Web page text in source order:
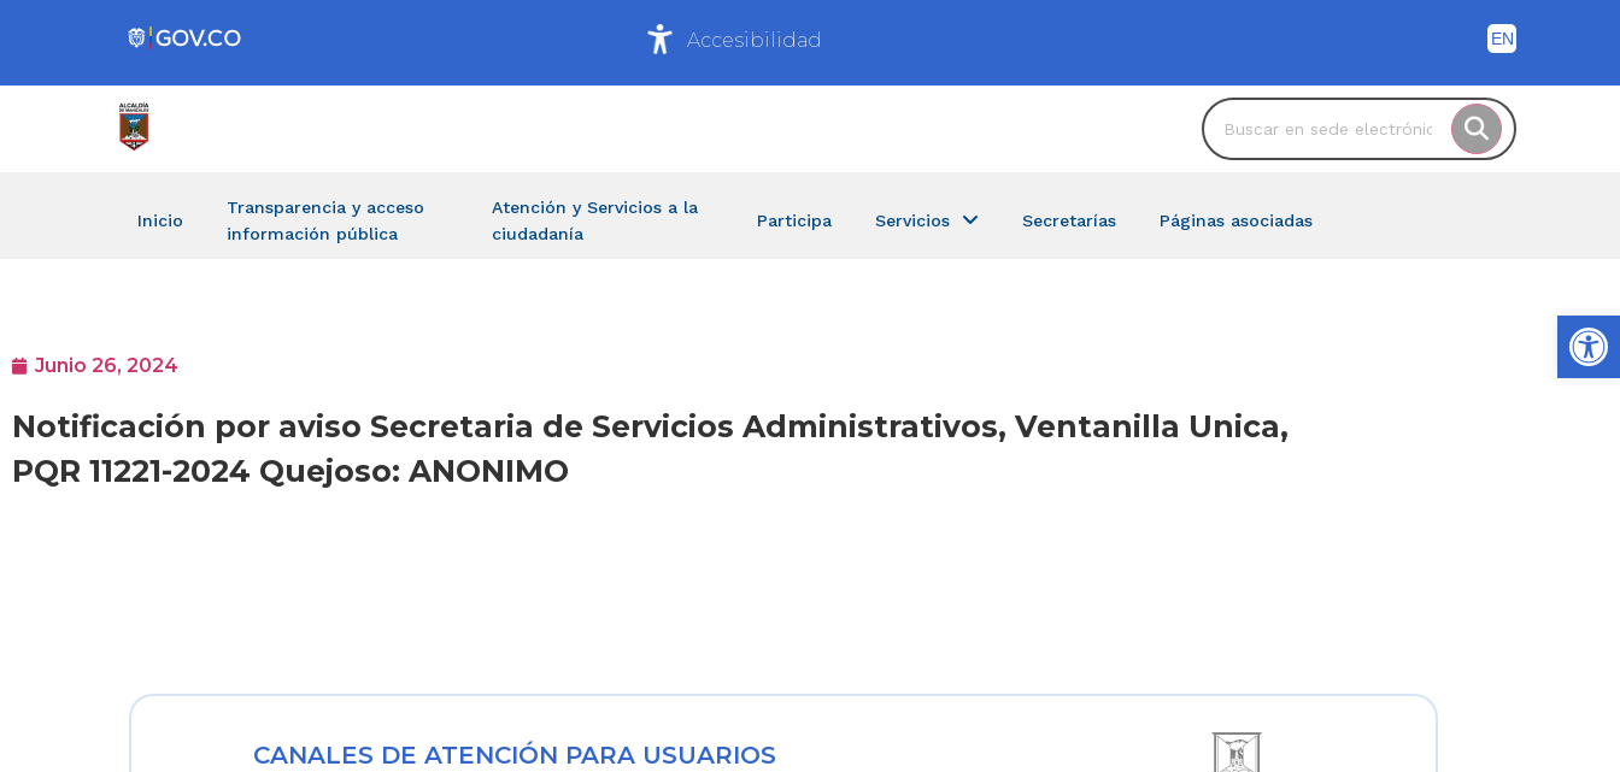
Accesibilidad
Inicio
Transparencia y acceso
información pública
Atención y Servicios a la
ciudadanía
Participa Servicios Secretarías Páginas asociadas
Junio 26, 2024
Notificación por aviso Secretaria de Servicios Administrativos, Ventanilla Unica,
PQR 11221-2024 Quejoso: ANONIMO
CANALES DE ATENCIÓN PARA USUARIOS